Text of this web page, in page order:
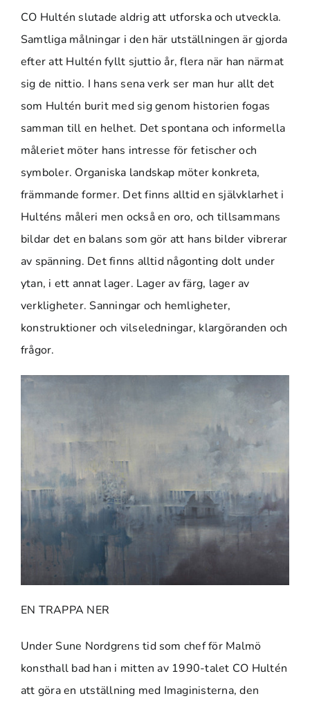
CO Hultén slutade aldrig att utforska och utveckla.
Samtliga målningar i den här utställningen är gjorda
efter att Hultén fyllt sjuttio år, flera när han närmat
sig de nittio. I hans sena verk ser man hur allt det
som Hultén burit med sig genom historien fogas
samman till en helhet. Det spontana och informella
måleriet möter hans intresse för fetischer och
symboler. Organiska landskap möter konkreta,
främmande former. Det finns alltid en självklarhet i
Hulténs måleri men också en oro, och tillsammans
bildar det en balans som gör att hans bilder vibrerar
av spänning. Det finns alltid någonting dolt under
ytan, i ett annat lager. Lager av färg, lager av
verkligheter. Sanningar och hemligheter,
konstruktioner och vilseledningar, klargöranden och
frågor.
EN TRAPPA NER
Under Sune Nordgrens tid som chef för Malmö
konsthall bad han i mitten av 1990-talet CO Hultén
att göra en utställning med Imaginisterna, den